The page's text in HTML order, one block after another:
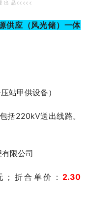
出 品<<<<<
供应（风光储）一体
站甲供设备）
括220kV送出线路。
限公司
折合单价： 2.30